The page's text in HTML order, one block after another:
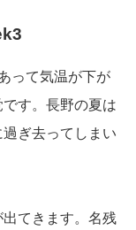
って気温が下が
す。長野の夏は
ぎ去ってしまい
てきます。名残